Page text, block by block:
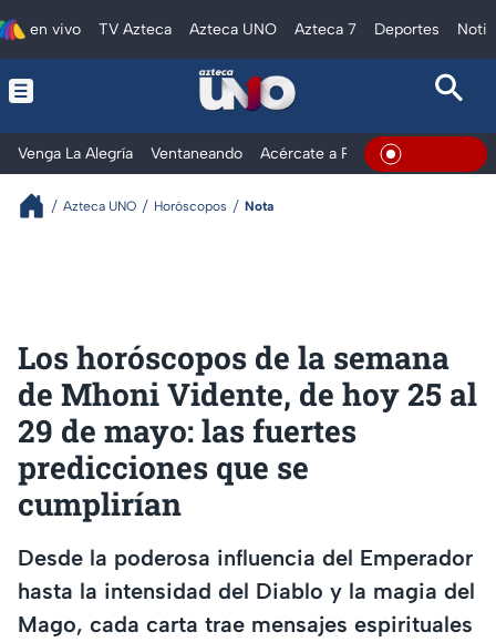
en vivo TV Azteca Azteca UNO Azteca 7 Deportes
Venga La Alegría Ventaneando Acércate a Rocío Al Extremo
Azteca UNO Horóscopos Nota
Los horóscopos de la semana
de Mhoni Vidente, de hoy 25 al
29 de mayo: las fuertes
predicciones que se
cumplirían
Desde la poderosa influencia del Emperador
hasta la intensidad del Diablo y la magia del
Mago, cada carta trae mensajes espirituales